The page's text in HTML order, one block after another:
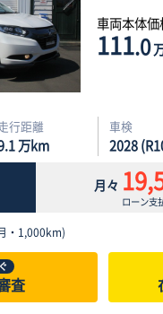
車両本体価
111.0
行距離
万km
車検
2028
月々
ローン支
・1,000km)
査